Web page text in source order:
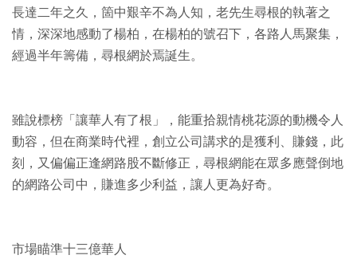
長達二年之久，箇中艱辛不為人知，老先生尋根的執著之
情，深深地感動了楊柏，在楊柏的號召下，各路人馬聚集，
經過半年籌備，尋根網於焉誕生。
雖說標榜「讓華人有了根」，能重拾親情桃花源的動機令人
動容，但在商業時代裡，創立公司講求的是獲利、賺錢，此
刻，又偏偏正逢網路股不斷修正，尋根網能在眾多應聲倒地
的網路公司中，賺進多少利益，讓人更為好奇。
市場瞄準十三億華人